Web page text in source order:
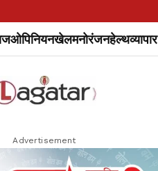
ओपिनियनखेलमनोरंजनहेल्थव्यापार
Advertisement